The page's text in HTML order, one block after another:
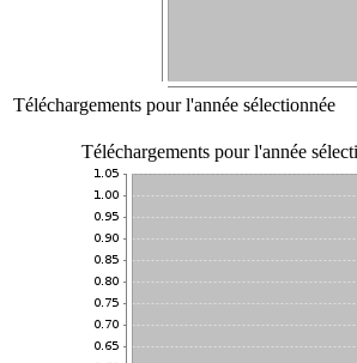
Téléchargements pour l'année sélectionnée
Téléchargements pour l'année